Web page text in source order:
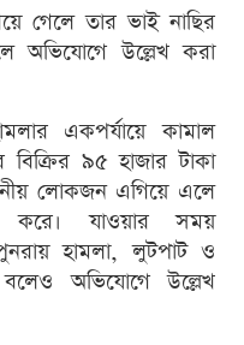
গেলে তার ভাই নাছির
অভিযোগে উল্লেখ করা
একপর্যায়ে কামাল
বিক্রির ৯৫ হাজার টাকা
লোকজন এগিয়ে এলে
করে। যাওয়ার সময়
হামলা, লুটপাট ও
অভিযোগে উল্লেখ